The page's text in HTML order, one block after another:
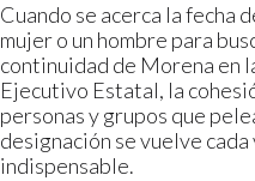
Cuando se acerca la fecha
mujer o un hombre para
continuidad de Morena en
Ejecutivo Estatal, la
personas y grupos que
designación se vuelve cada
indispensable.